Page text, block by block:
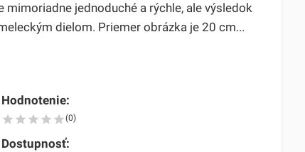
mimoriadne jednoduché a rýchle, ale výsledok
dielom. Priemer obrázka je 20 cm...
Hodnotenie:
(0)
Dostupnosť: